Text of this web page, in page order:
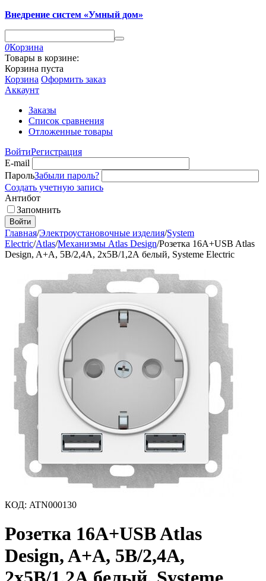
Внедрение систем «Умный дом»
0Корзина
Товары в корзине:
Корзина пуста
Корзина Оформить заказ
Аккаунт
Заказы
Список сравнения
Отложенные товары
ВойтиРегистрация
E-mail
ПарольЗабыли пароль?
Создать учетную запись
Антибот
Запомнить
Войти
Главная/Электроустановочные изделия/System
Electric/Atlas/Механизмы Atlas Design/Розетка 16А+USB Atlas
Design, A+A, 5В/2,4А, 2х5В/1,2А белый, Systeme Electric
КОД: ATN000130
Розетка 16А+USB Atlas
Design, A+A, 5В/2,4А,